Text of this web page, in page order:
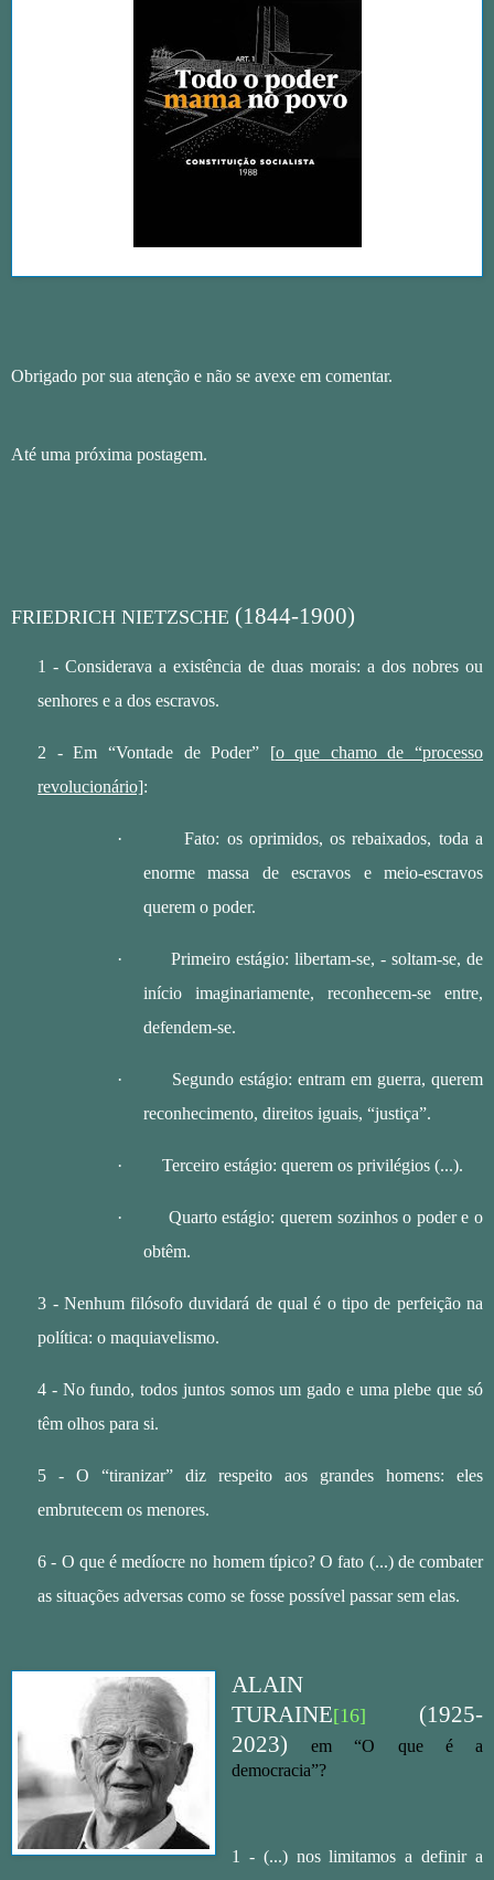
Obrigado por sua atenção e não se avexe em comentar.
Até uma próxima postagem.
FRIEDRICH NIETZSCHE (1844-1900)
1 - Considerava a existência de duas morais: a dos nobres ou
senhores e a dos escravos.
2 - Em “Vontade de Poder” [o que chamo de “processo
revolucionário]:
·
Fato: os oprimidos, os rebaixados, toda a
enorme massa de escravos e meio-escravos
querem o poder.
·
Primeiro estágio: libertam-se, - soltam-se, de
início imaginariamente, reconhecem-se entre,
defendem-se.
·
Segundo estágio: entram em guerra, querem
reconhecimento, direitos iguais, “justiça”.
· Terceiro estágio: querem os privilégios (...).
·
Quarto estágio: querem sozinhos o poder e o
obtêm.
3 - Nenhum filósofo duvidará de qual é o tipo de perfeição na
política: o maquiavelismo.
4 - No fundo, todos juntos somos um gado e uma plebe que só
têm olhos para si.
5 - O “tiranizar” diz respeito aos grandes homens: eles
embrutecem os menores.
6 - O que é medíocre no homem típico? O fato (...) de combater
as situações adversas como se fosse possível passar sem elas.
ALAIN
TURAINE[16]
(1925-
2023)em “O que é a
democracia”?
1 - (...) nos limitamos a definir a